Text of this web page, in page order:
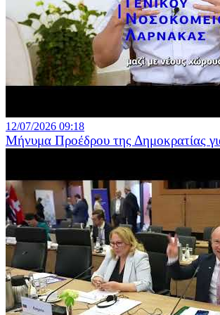
12/07/2026 09:18
Μήνυμα Προέδρου της Δημοκρατίας